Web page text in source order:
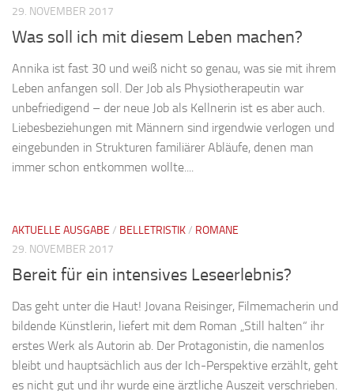
29. NOVEMBER 2017
Was soll ich mit diesem Leben machen?
Annika ist fast 30 und weiß nicht so genau, was sie mit ihrem
Leben anfangen soll. Der Job als Physiotherapeutin war
unbefriedigend – der neue Job als Kellnerin ist es aber auch.
Liebesbeziehungen mit Männern sind irgendwie verlogen und
eingebunden in Strukturen familiärer Abläufe, denen man
immer schon entkommen wollte....
AKTUELLE AUSGABE / BELLETRISTIK/ ROMANE
29. NOVEMBER 2017
Bereit für ein intensives Leseerlebnis?
Das geht unter die Haut! Jovana Reisinger, Filmemacherin und
bildende Künstlerin, liefert mit dem Roman „Still halten“ ihr
erstes Werk als Autorin ab. Der Protagonistin, die namenlos
bleibt und hauptsächlich aus der Ich-Perspektive erzählt, geht
es nicht gut und ihr wurde eine ärztliche Auszeit verschrieben.